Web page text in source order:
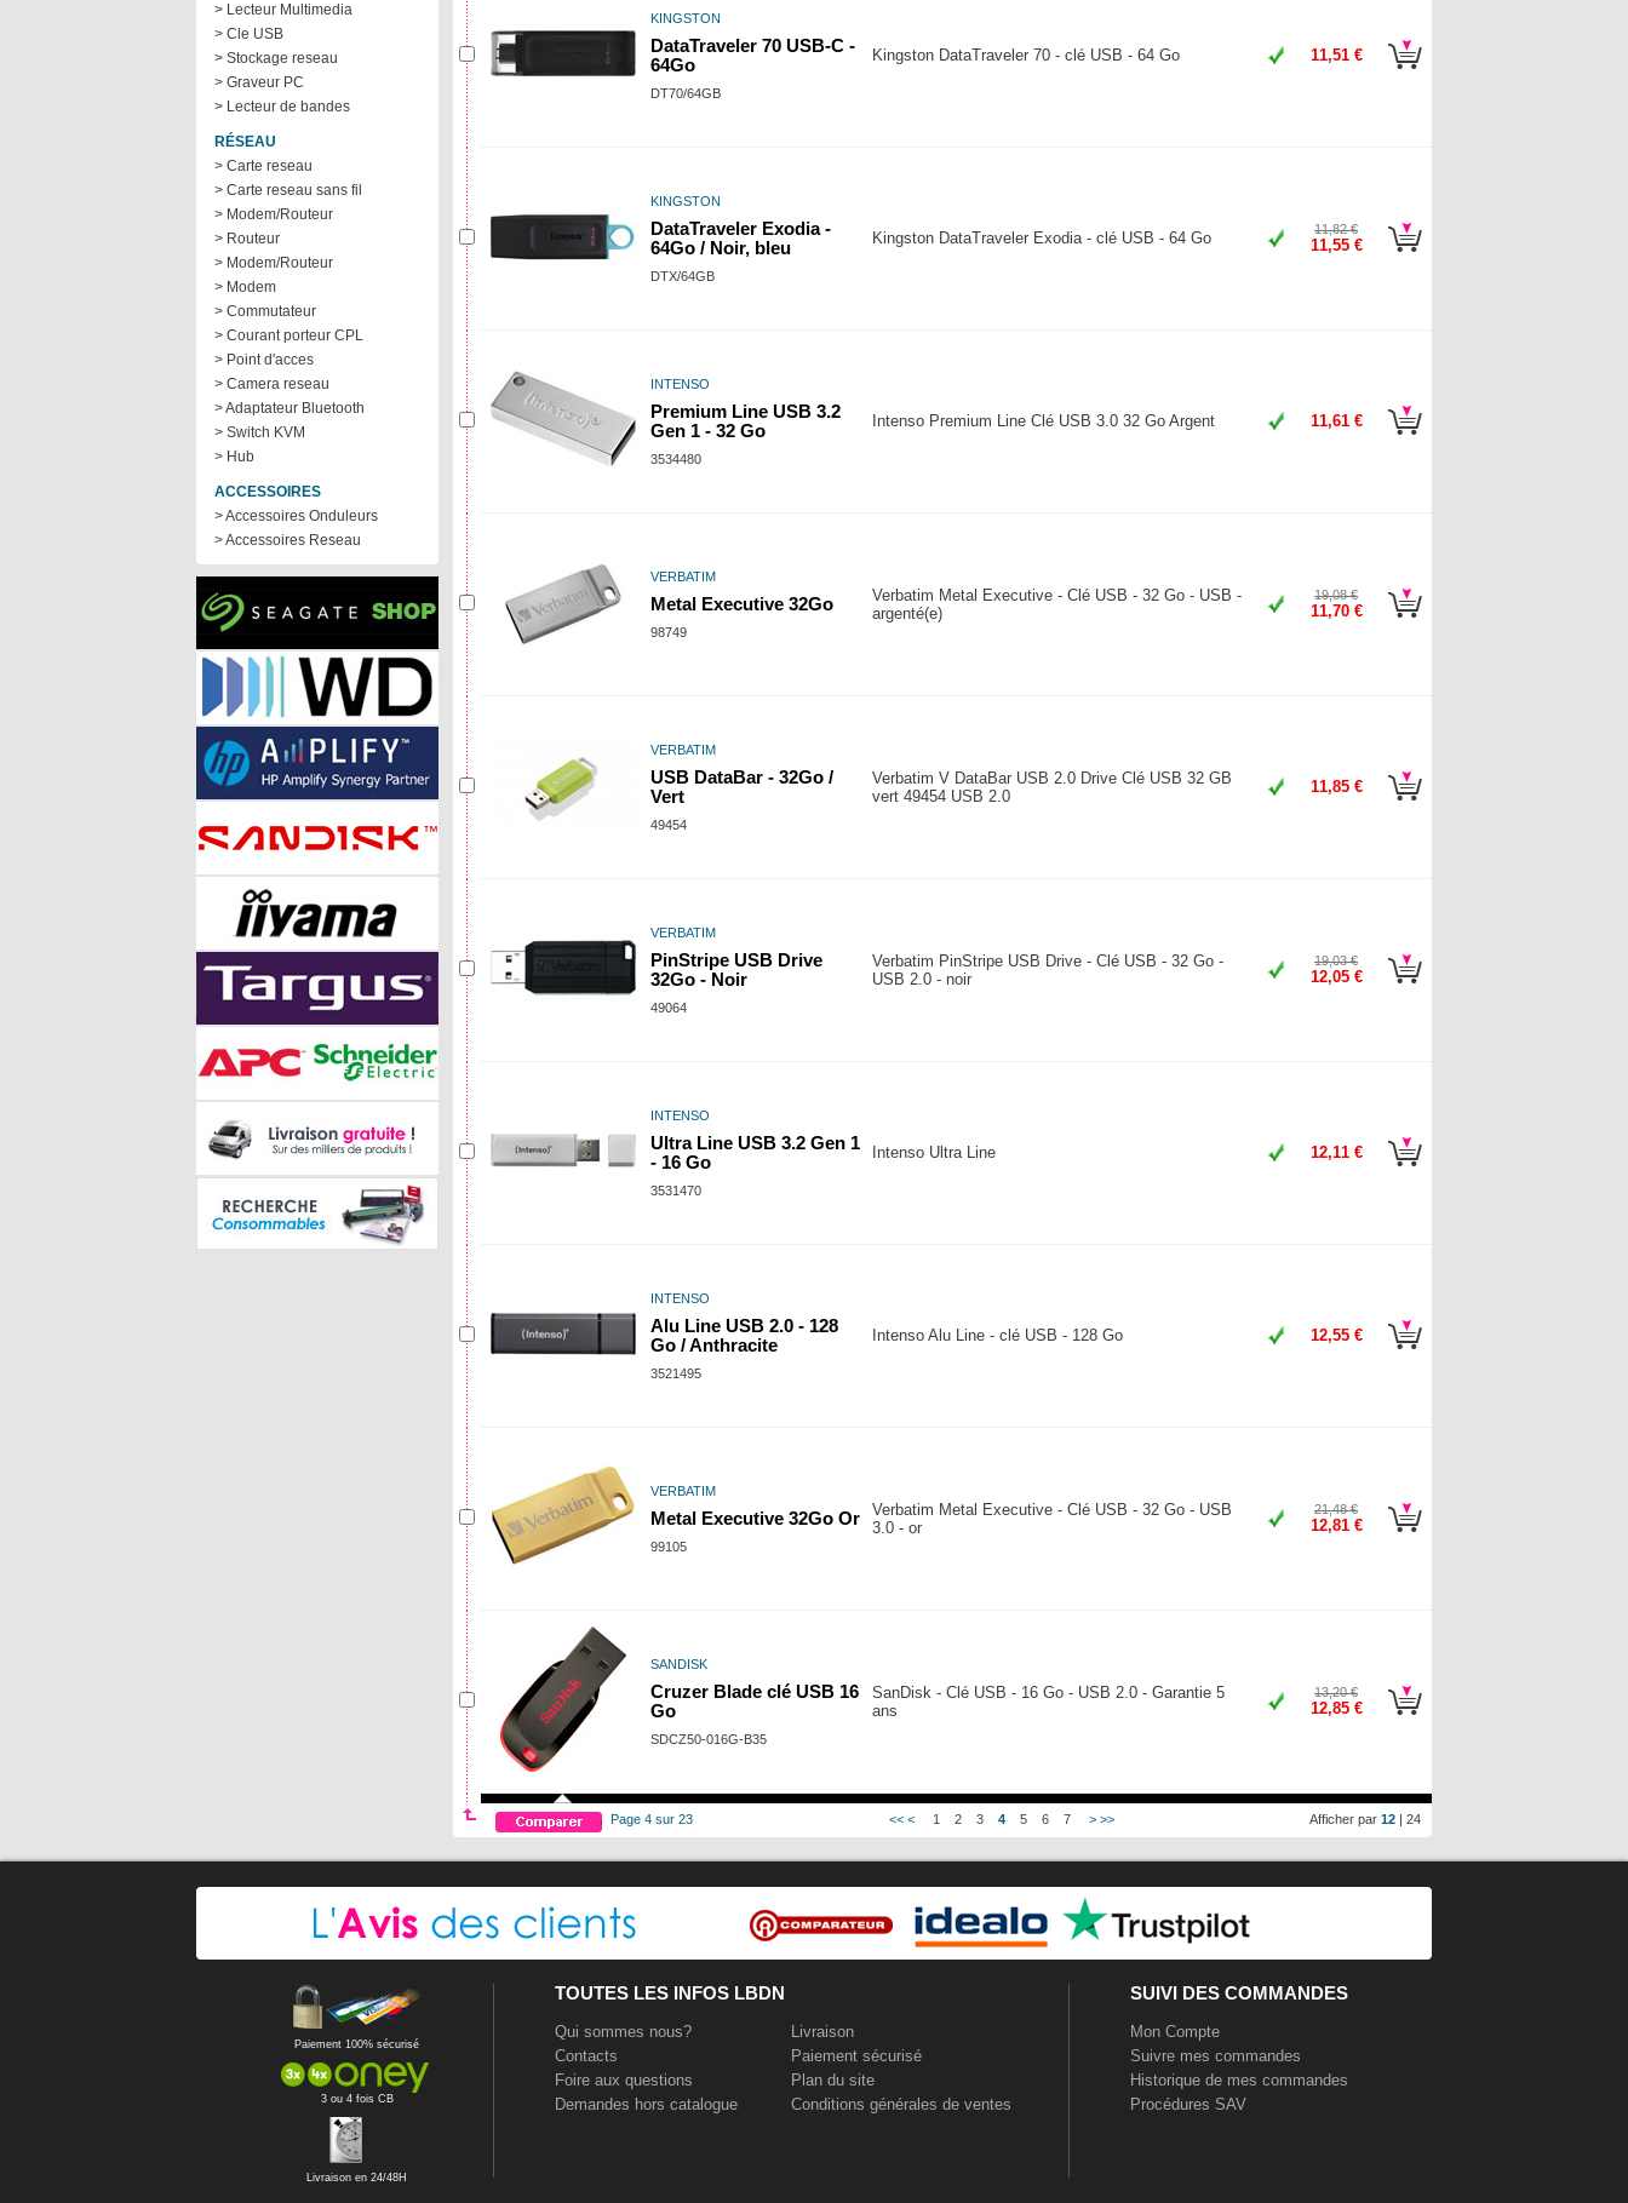
> Lecteur Multimedia
> Cle USB
> Stockage reseau
> Graveur PC
> Lecteur de bandes
RÉSEAU
> Carte reseau
> Carte reseau sans fil
> Modem/Routeur
> Routeur
> Modem/Routeur
> Modem
> Commutateur
> Courant porteur CPL
> Point d'acces
> Camera reseau
> Adaptateur Bluetooth
> Switch KVM
> Hub
ACCESSOIRES
> Accessoires Onduleurs
> Accessoires Reseau
KINGSTON
DataTraveler 70 USB-C -
64Go
DT70/64GB
Kingston DataTraveler 70 - clé USB - 64 Go 11,51 €
KINGSTON
DataTraveler Exodia -
64Go / Noir, bleu
DTX/64GB
Kingston DataTraveler Exodia - clé USB - 64 Go 11,82 €
11,55 €
INTENSO
Premium Line USB 3.2
Gen 1 - 32 Go
3534480
Intenso Premium Line Clé USB 3.0 32 Go Argent 11,61 €
VERBATIM
Metal Executive 32Go
98749
Verbatim Metal Executive - Clé USB - 32 Go - USB -
argenté(e)
19,08 €
11,70 €
VERBATIM
USB DataBar - 32Go /
Vert
49454
Verbatim V DataBar USB 2.0 Drive Clé USB 32 GB
vert 49454 USB 2.0
11,85 €
VERBATIM
PinStripe USB Drive
32Go - Noir
49064
Verbatim PinStripe USB Drive - Clé USB - 32 Go -
USB 2.0 - noir
19,03 €
12,05 €
INTENSO
Ultra Line USB 3.2 Gen 1
- 16 Go
3531470
Intenso Ultra Line 12,11 €
INTENSO
Alu Line USB 2.0 - 128
Go / Anthracite
3521495
Intenso Alu Line - clé USB - 128 Go 12,55 €
VERBATIM
Metal Executive 32Go Or
99105
Verbatim Metal Executive - Clé USB - 32 Go - USB
3.0 - or
21,48 €
12,81 €
SANDISK
Cruzer Blade clé USB 16
Go
SDCZ50-016G-B35
SanDisk - Clé USB - 16 Go - USB 2.0 - Garantie 5
ans
13,20 €
12,85 €
Afficher par 12 | 24
Page 4 sur 23 << < 1 2 3 4 5 6 7 > >>
Paiement 100% sécurisé
3 ou 4 fois CB
Livraison en 24/48H
TOUTES LES INFOS LBDN
Qui sommes nous?
Contacts
Foire aux questions
Demandes hors catalogue
Livraison
Paiement sécurisé
Plan du site
Conditions générales de ventes
SUIVI DES COMMANDES
Mon Compte
Suivre mes commandes
Historique de mes commandes
Procédures SAV